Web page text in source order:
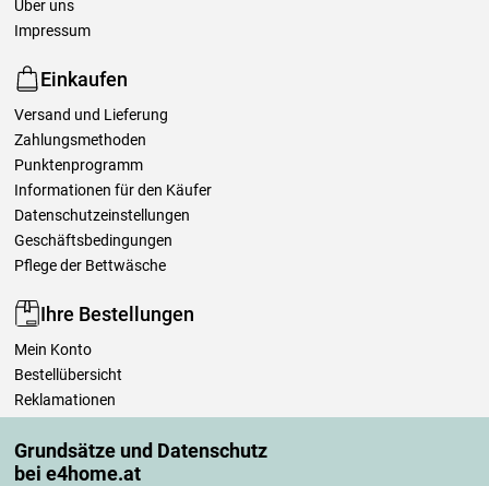
Grundsätze und Datenschutz
bei e4home.at
Über uns
Impressum
Einkaufen
Versand und Lieferung
Zahlungsmethoden
Punktenprogramm
Informationen für den Käufer
Datenschutzeinstellungen
Geschäftsbedingungen
Pflege der Bettwäsche
Ihre Bestellungen
Mein Konto
Bestellübersicht
Reklamationen
Einfach mehr wissen
Richtlinien zur Verarbeitung von Bewertungen